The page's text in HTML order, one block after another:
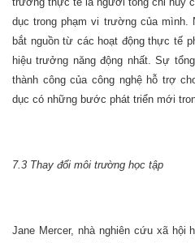
dục trong phạm vi trường của mình.
bắt nguồn từ các hoạt động thực tế
hiệu trưởng năng động nhất. Sự
thành công của công nghệ hỗ trợ
dục có những bước phát triển mới
7.3 Thay đổi môi trường học tập
Jane Mercer, nhà nghiên cứu xã hội